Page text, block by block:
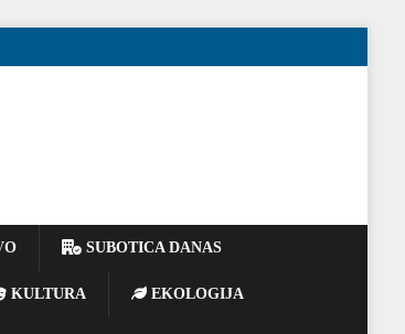
SUBOTICA DANAS
KULTURA EKOLOGIJA